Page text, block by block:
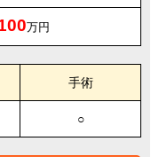
万円
手術
○